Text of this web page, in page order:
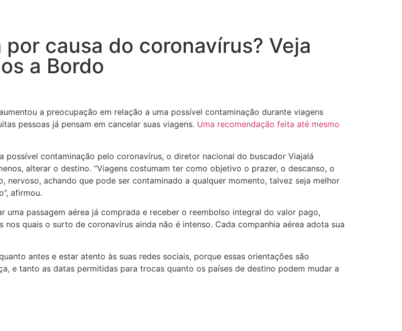
causa do coronavírus? Veja
a Bordo
a preocupação em relação a uma possível contaminação durante viagens
pessoas já pensam em cancelar suas viagens. Uma recomendação feita até mesmo
possível contaminação pelo coronavírus, o diretor nacional do buscador Viajalá
alterar o destino. “Viagens costumam ter como objetivo o prazer, o descanso, o
nervoso, achando que pode ser contaminado a qualquer momento, talvez seja melhor
afirmou.
uma passagem aérea já comprada e receber o reembolso integral do valor pago,
quais o surto de coronavírus ainda não é intenso. Cada companhia aérea adota sua
antes e estar atento às suas redes sociais, porque essas orientações são
e tanto as datas permitidas para trocas quanto os países de destino podem mudar a